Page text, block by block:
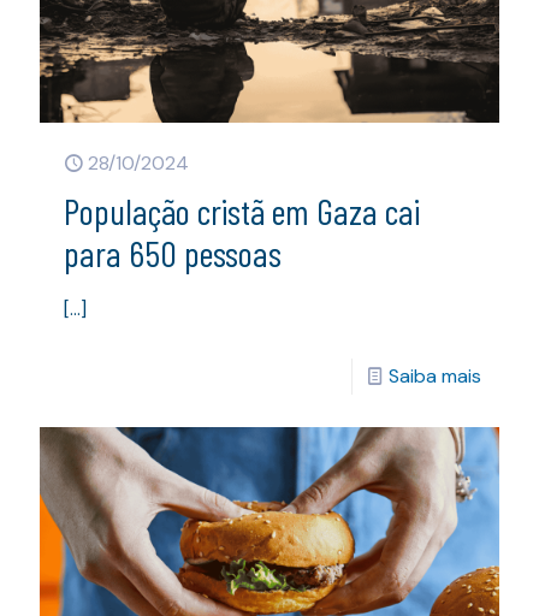
28/10/2024
População cristã em Gaza cai
para 650 pessoas
[…]
Saiba mais